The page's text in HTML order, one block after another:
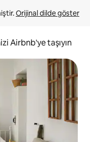
Orijinal dilde göster
Airbnb'ye taşıyın